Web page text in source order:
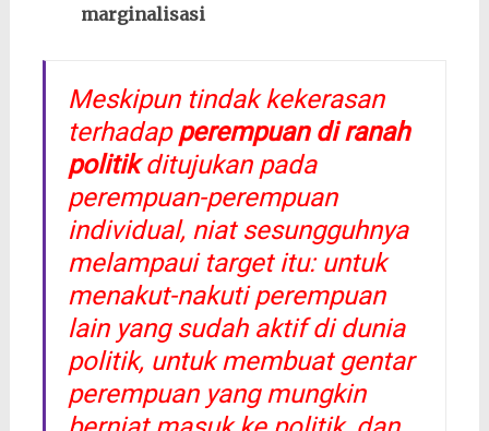
marginalisasi
Meskipun tindak kekerasan
terhadapperempuan di ranah
politikditujukan pada
perempuan-perempuan
individual, niat sesungguhnya
melampaui target itu: untuk
menakut-nakuti perempuan
lain yang sudah aktif di dunia
politik, untuk membuat gentar
perempuan yang mungkin